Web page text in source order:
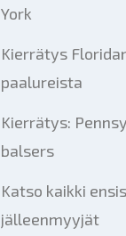
York
Kierrätys
paalureista
Kierrätys:
balsers
Katso kaikki
jälleenmyyjät